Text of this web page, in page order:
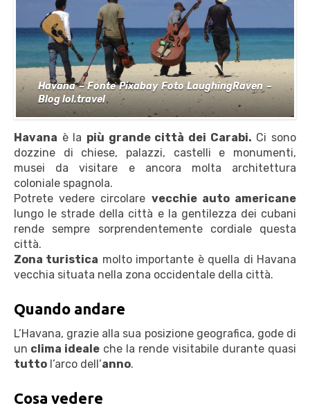
Havana – Fonte Pixabay Foto LaughingRaven –
Blog lol.travel
Havana è la più grande città dei Carabi. Ci sono
dozzine di chiese, palazzi, castelli e monumenti,
musei da visitare e ancora molta architettura
coloniale spagnola.
Potrete vedere circolare vecchie auto americane
lungo le strade della città e la gentilezza dei cubani
rende sempre sorprendentemente cordiale questa
città.
Zona turistica molto importante è quella di Havana
vecchia situata nella zona occidentale della città.
Quando andare
L’Havana, grazie alla sua posizione geografica, gode di
un clima ideale che la rende visitabile durante quasi
tutto l’arco dell’anno.
Cosa vedere